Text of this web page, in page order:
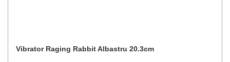
Vibrator Raging Rabbit Albastru 20.3cm